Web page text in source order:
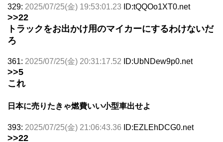
329: 2025/07/25(金) 19:53:01.23 ID:tQQOo1XT0.net
>>22
トラックをお出かけ用のマイカーにするわけないだ
ろ
361: 2025/07/25(金) 20:31:17.52 ID:UbNDew9p0.net
>>5
これ
日本に売りたきゃ燃費いい小型車出せよ
393: 2025/07/25(金) 21:06:43.36 ID:EZLEhDCG0.net
>>22